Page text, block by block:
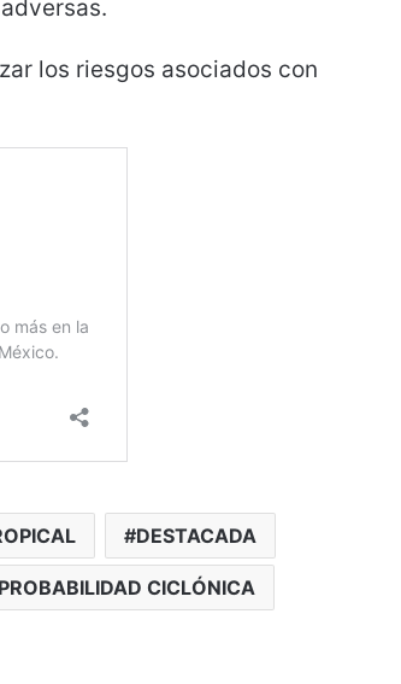
los riesgos asociados con
DESTACADA
PROBABILIDAD CICLÓNICA